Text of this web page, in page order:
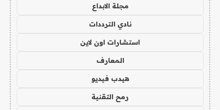
مجلة الابداع
نادي الترددات
استشارات اون لاين
المعارف
هيدب فيديو
رمح التقنية